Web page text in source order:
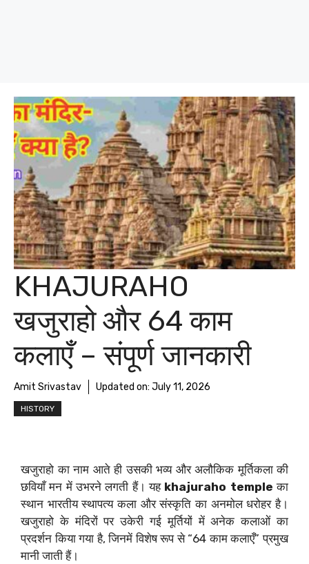
KHAJURAHO
खजुराहो और 64 काम
कलाएँ – संपूर्ण जानकारी
Amit Srivastav Updated on: July 11, 2026
HISTORY
खजुराहो का नाम आते ही उसकी भव्य और अलौकिक मूर्तिकला की
छवियाँ मन में उभरने लगती हैं। यह khajuraho temple का
स्थान भारतीय स्थापत्य कला और संस्कृति का अनमोल धरोहर है।
खजुराहो के मंदिरों पर उकेरी गई मूर्तियों में अनेक कलाओं का
प्रदर्शन किया गया है, जिनमें विशेष रूप से “64 काम कलाएँ” प्रमुख
मानी जाती हैं।